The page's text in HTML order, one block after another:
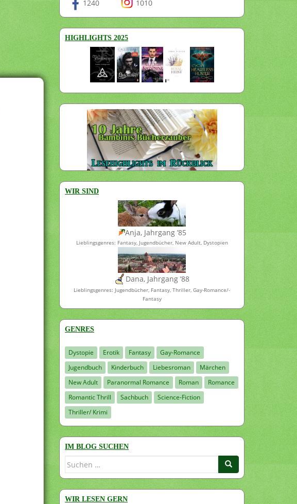
1240 1010
HIGHLIGHTS 2025
WIR SIND
Anja, Jahrgang ’85
Lieblingsgenres: Fantasy, Jugendbücher, New Adult, Dystopien
Dana, Jahrgang ’88
Lieblingsgenres: Jugendbücher, Fantasy, Thriller, Gay-Romance/-
Fantasy
GENRES
Dystopie Erotik Fantasy
Gay-Romance
Jugendbuch
Kinderbuch Liebesroman
Märchen
New Adult
Paranormal Romance Roman
Romance
Romantic Thrill
Sachbuch
Science-Fiction
Thriller/ Krimi
IM BLOG SUCHEN
Suchen
WIR LESEN GERN